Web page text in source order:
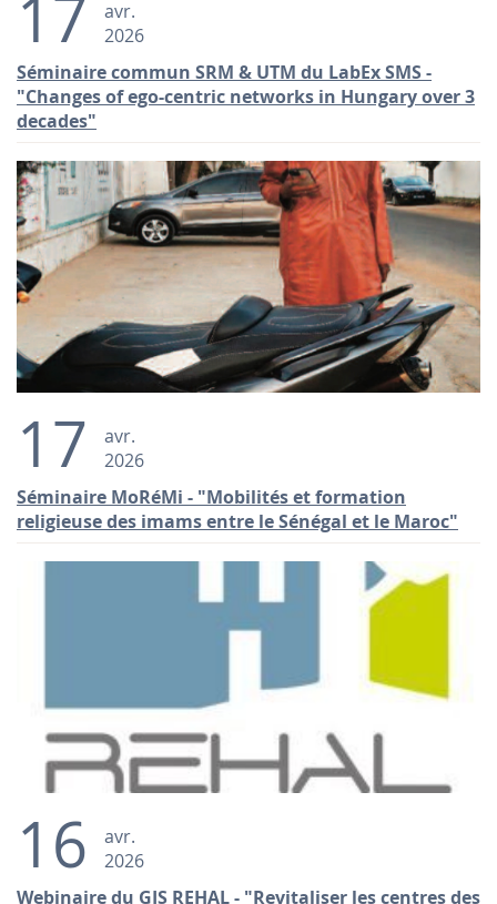
17
avr.
2026
Séminaire commun SRM & UTM du LabEx SMS -
"Changes of ego-centric networks in Hungary over 3
decades"
17
avr.
2026
Séminaire MoRéMi - "Mobilités et formation
religieuse des imams entre le Sénégal et le Maroc"
16
avr.
2026
Webinaire du GIS REHAL - "Revitaliser les centres des